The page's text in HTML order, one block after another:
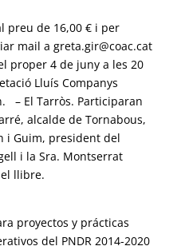
preu de 16,00 € i per
mail a greta.gir@coac.cat
proper 4 de juny a les 20
Lluís Companys
– El Tarròs. Participaran
alcalde de Tornabous,
i Guim, president del
i la Sra. Montserrat
llibre.
proyectos y prácticas
del PNDR 2014-2020